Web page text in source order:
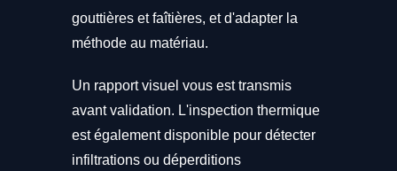
gouttières et faîtières, et d'adapter la
méthode au matériau.
Un rapport visuel vous est transmis
avant validation. L'inspection thermique
est également disponible pour détecter
infiltrations ou déperditions